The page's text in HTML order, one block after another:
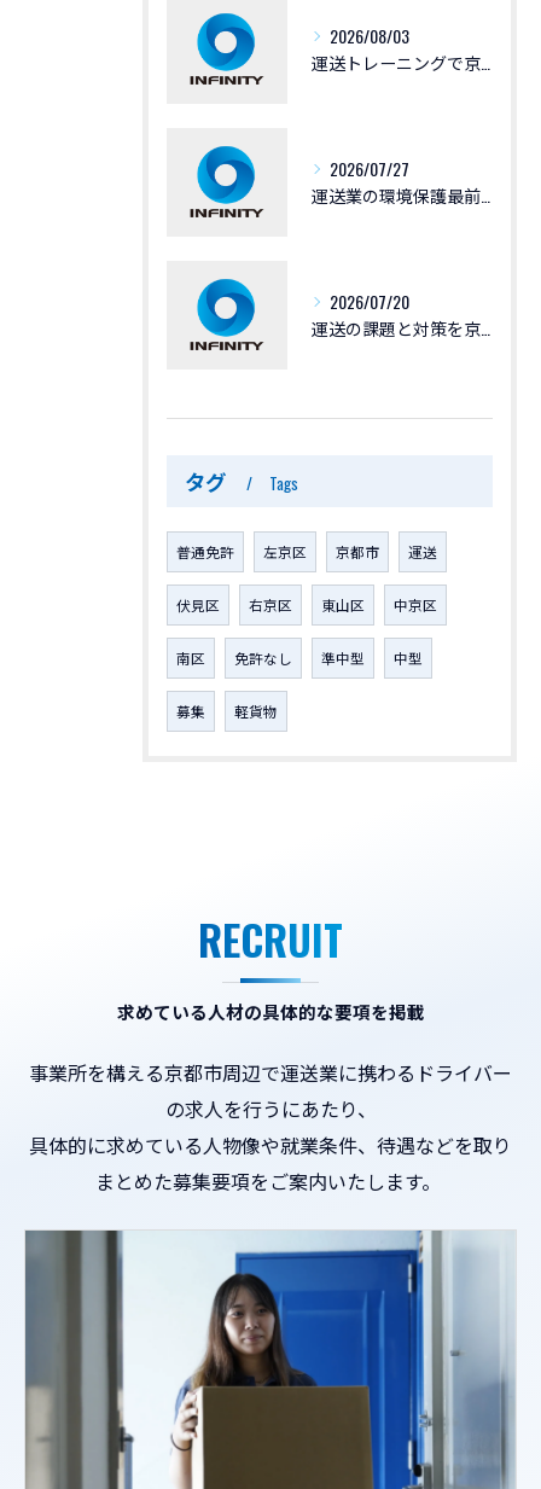
2026/08/03
2026/07/27
2026/07/20
タグ Tags
普通免許 左京区 京都市 運送
伏見区 右京区 東山区 中京区
南区 免許なし 準中型 中型
募集 軽貨物
求めている人材の具体的な要項を掲載
RECRUIT
事業所を構える京都市周辺で運送業に携わるドライバー
の求人を行うにあたり、
具体的に求めている人物像や就業条件、待遇などを取り
まとめた募集要項をご案内いたします。